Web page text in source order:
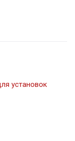
установок